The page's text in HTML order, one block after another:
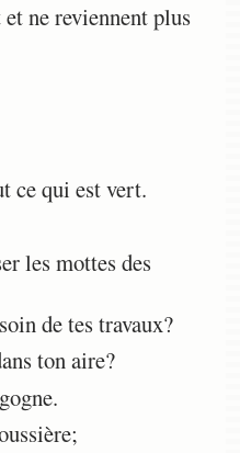
ne reviennent plus
ce qui est vert.
les mottes des
de tes travaux?
ton aire?